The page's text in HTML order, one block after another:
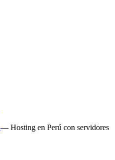
— Hosting en Perú con servidores